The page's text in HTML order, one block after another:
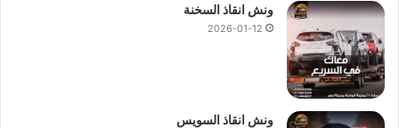
ونش انقاذ السخنة
2026-01-12
ونش انقاذ السويس